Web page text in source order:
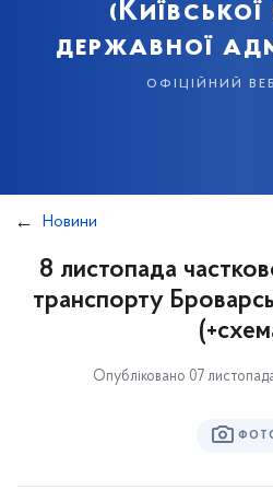
(Київської
державної
офіційний
Новини
8 листопада
транспорту
Опубліковано 07